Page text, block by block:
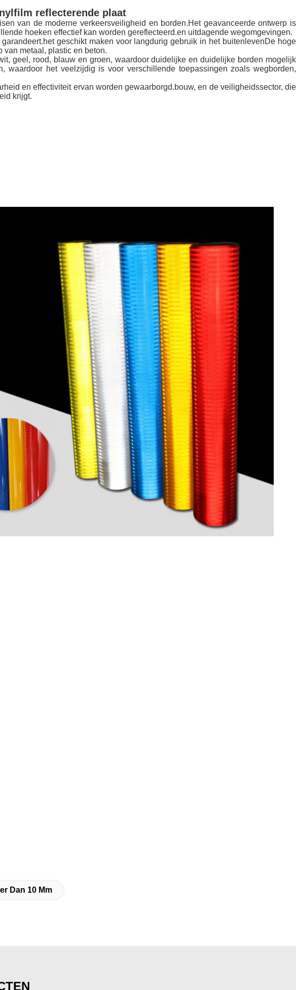
reflecterende plaat
van de moderne verkeersveiligheid en borden.Het geavanceerde ontwerp is
hoeken effectief kan worden gereflecteerd.en uitdagende wegomgevingen.
geschikt maken voor langdurig gebruik in het buitenlevenDe hoge
metaal, plastic en beton.
geel, rood, blauw en groen, waardoor duidelijke en duidelijke borden mogelijk
het veelzijdig is voor verschillende toepassingen zoals wegborden,
en effectiviteit ervan worden gewaarborgd.bouw, en de veiligheidssector, die
krijgt.
Dan 10 Mm